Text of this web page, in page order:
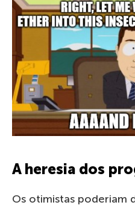
A heresia dos
Os otimistas poderiam